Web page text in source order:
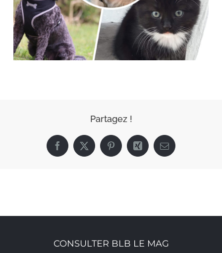
Partagez !
Facebook
X PinterestXing Email
CONSULTER BLB LE MAG